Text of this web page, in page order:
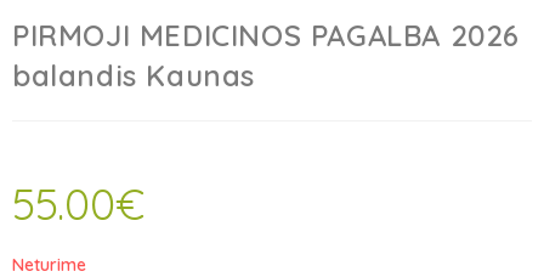
PIRMOJI MEDICINOS PAGALBA 2026
balandis Kaunas
55.00€
Neturime